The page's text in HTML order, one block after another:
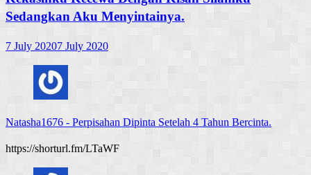
Sedangkan Aku Menyintainya.
7 July 20207 July 2020
Natasha1676 - Perpisahan Dipinta Setelah 4 Tahun Bercinta.
https://shorturl.fm/LTaWF